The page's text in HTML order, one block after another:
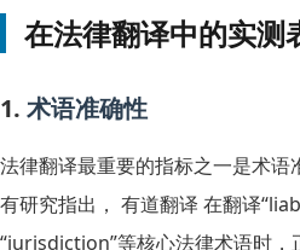
在法律翻译中的实测
1. 术语准确性
法律翻译最重要的指标之一是术语
有研究指出， 有道翻译 在翻译
“jurisdiction”等核心法律术语时，